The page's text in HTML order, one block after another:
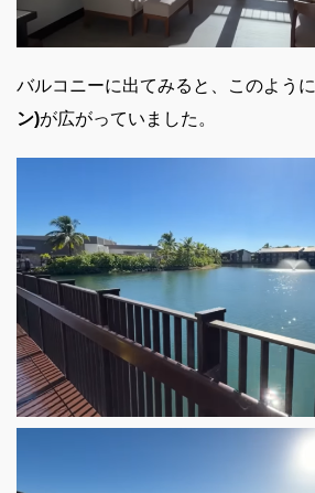
バルコニーに出てみると、このように
ン)が広がっていました。